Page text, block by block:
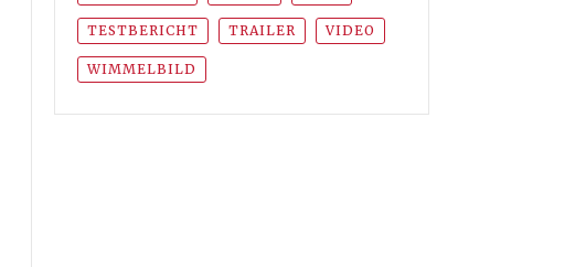
TESTBERICHT TRAILER VIDEO
WIMMELBILD